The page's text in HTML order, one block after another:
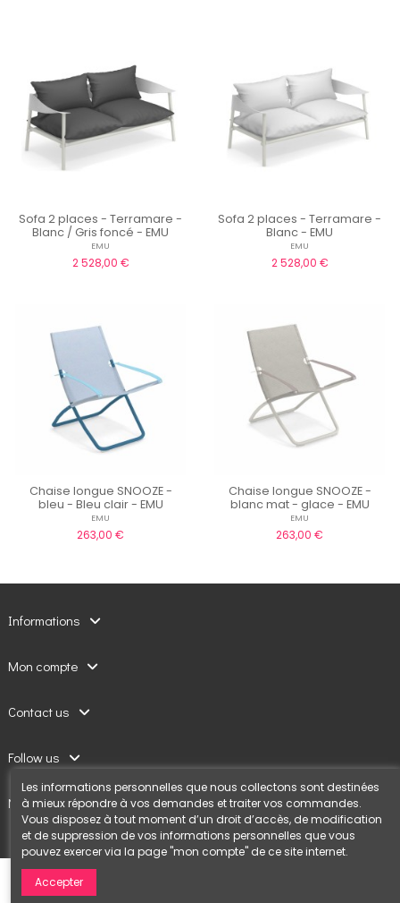
Sofa 2 places - Terramare -
Blanc / Gris foncé - EMU
EMU
2 528,00 €
Sofa 2 places - Terramare -
Blanc - EMU
EMU
2 528,00 €
Chaise longue SNOOZE -
bleu - Bleu clair - EMU
EMU
263,00 €
Chaise longue SNOOZE -
blanc mat - glace - EMU
EMU
263,00 €
Informations
Mon compte
Contact us
Follow us
Newsletter
Confort Jardin © 2020 Création
Les informations personnelles que nous collectons sont destinées
à mieux répondre à vos demandes et traiter vos commandes.
Vous disposez à tout moment d’un droit d’accès, de modification
et de suppression de vos informations personnelles que vous
pouvez exercer via la page "mon compte" de ce site internet.
Accepter